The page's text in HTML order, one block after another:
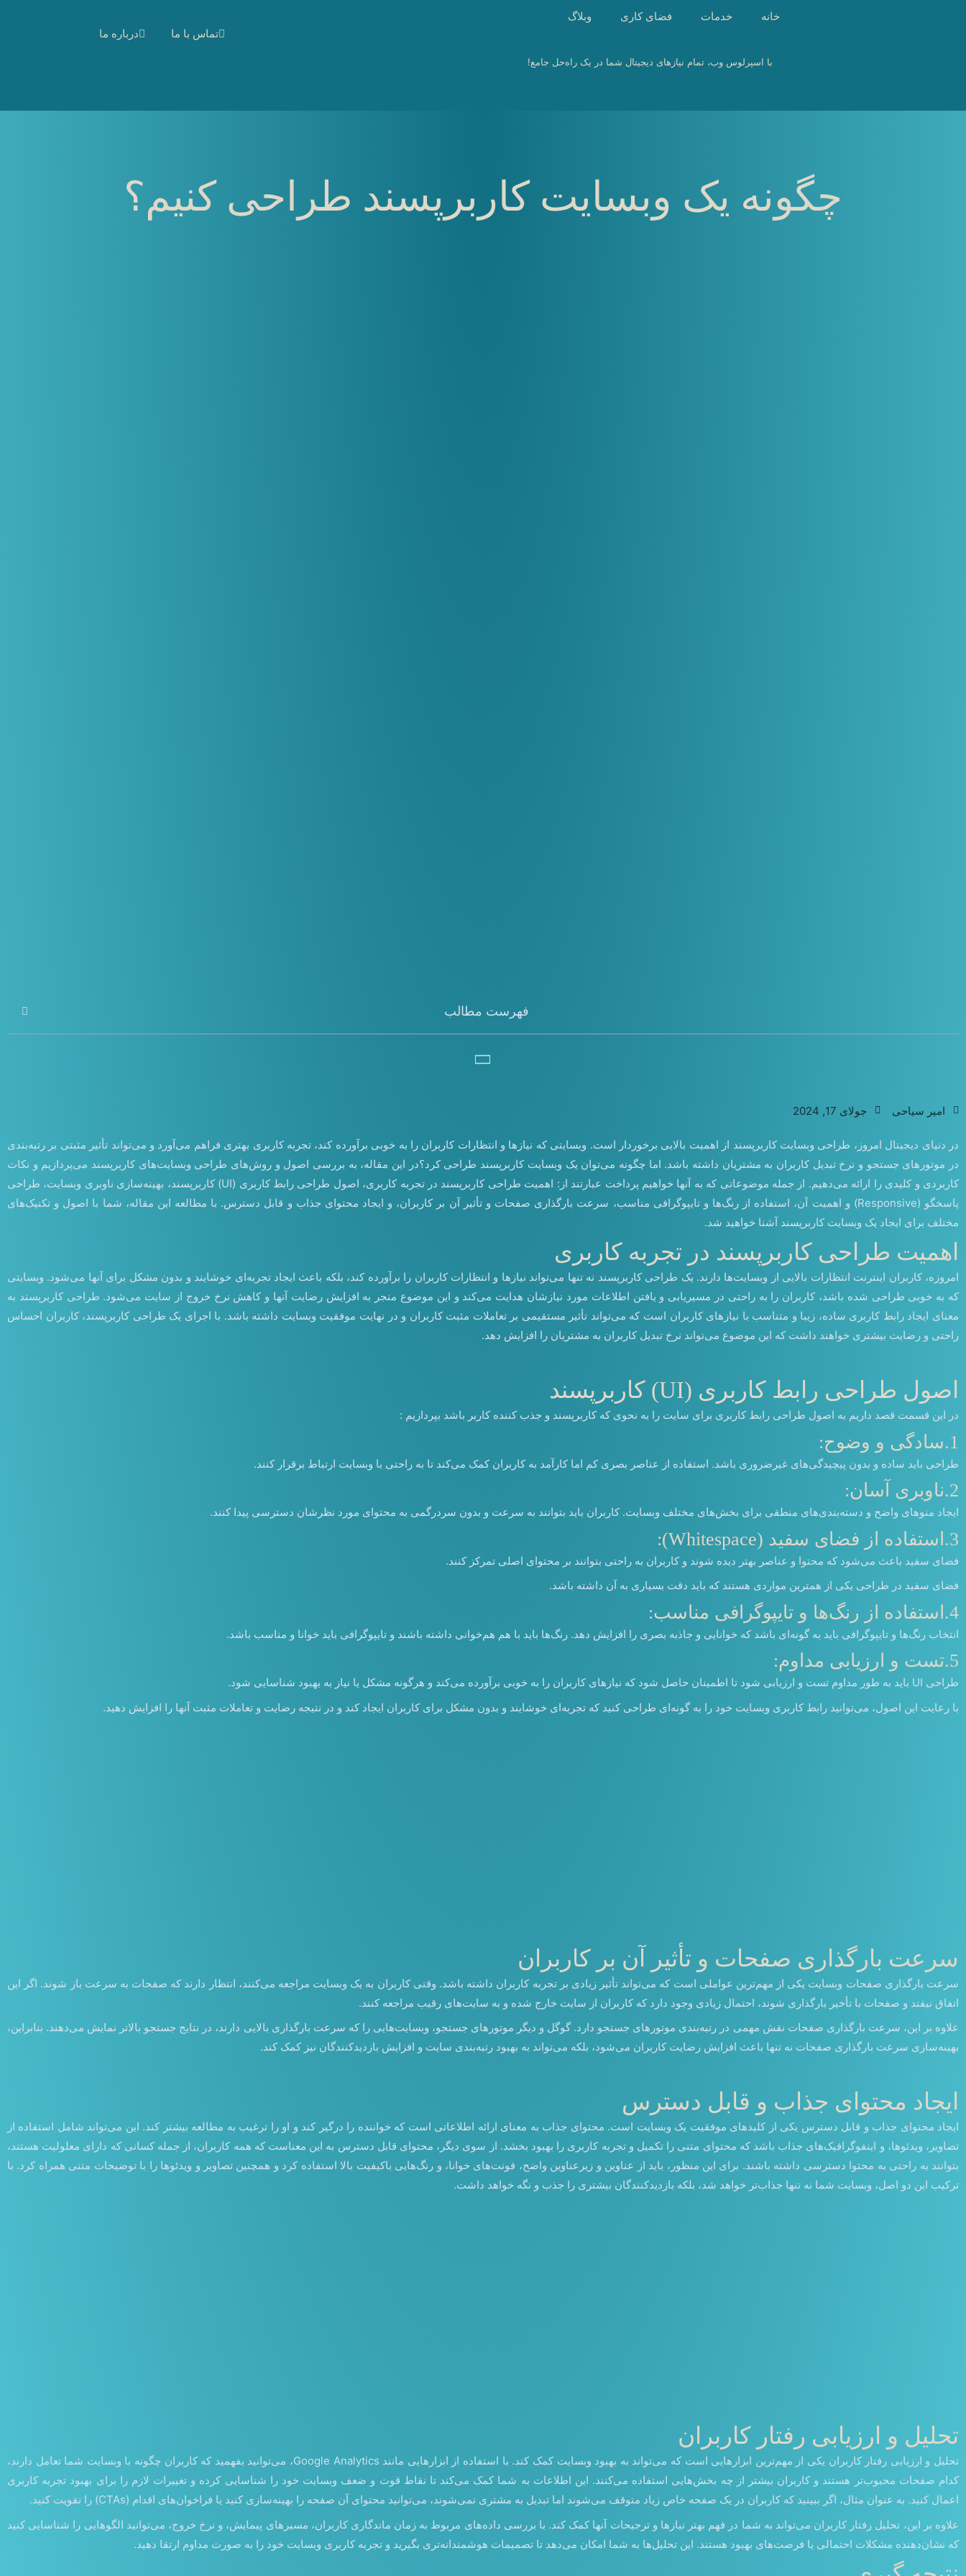
خانه خدمات فضای کاری وبلاگ
با اسپرلوس وب، تمام نیازهای دیجیتال شما در یک راه‌حل جامع!
تماس با ما درباره ما
چگونه یک وبسایت کاربرپسند طراحی کنیم؟
فهرست مطالب
امیر سیاحی جولای 17, 2024
در دنیای دیجیتال امروز، طراحی وبسایت کاربرپسند از اهمیت بالایی برخوردار است. وبسایتی که نیازها و انتظارات کاربران را به خوبی برآورده کند، تجربه کاربری بهتری فراهم می‌آورد و می‌تواند تأثیر مثبتی بر رتبه‌بندی
در موتورهای جستجو و نرخ تبدیل کاربران به مشتریان داشته باشد. اما چگونه می‌توان یک وبسایت کاربرپسند طراحی کرد؟در این مقاله، به بررسی اصول و روش‌های طراحی وبسایت‌های کاربرپسند می‌پردازیم و نکات
کاربردی و کلیدی را ارائه می‌دهیم. از جمله موضوعاتی که به آنها خواهیم پرداخت عبارتند از: اهمیت طراحی کاربرپسند در تجربه کاربری، اصول طراحی رابط کاربری (UI) کاربرپسند، بهینه‌سازی ناوبری وبسایت، طراحی
پاسخگو (Responsive) و اهمیت آن، استفاده از رنگ‌ها و تایپوگرافی مناسب، سرعت بارگذاری صفحات و تأثیر آن بر کاربران، و ایجاد محتوای جذاب و قابل دسترس. با مطالعه این مقاله، شما با اصول و تکنیک‌های
مختلف برای ایجاد یک وبسایت کاربرپسند آشنا خواهید شد.
اهمیت طراحی کاربرپسند در تجربه کاربری
امروزه، کاربران اینترنت انتظارات بالایی از وبسایت‌ها دارند. یک طراحی کاربرپسند نه تنها می‌تواند نیازها و انتظارات کاربران را برآورده کند، بلکه باعث ایجاد تجربه‌ای خوشایند و بدون مشکل برای آنها می‌شود. وبسایتی
که به خوبی طراحی شده باشد، کاربران را به راحتی در مسیریابی و یافتن اطلاعات مورد نیازشان هدایت می‌کند و این موضوع منجر به افزایش رضایت آنها و کاهش نرخ خروج از سایت می‌شود. طراحی کاربرپسند به
معنای ایجاد رابط کاربری ساده، زیبا و متناسب با نیازهای کاربران است که می‌تواند تأثیر مستقیمی بر تعاملات مثبت کاربران و در نهایت موفقیت وبسایت داشته باشد. با اجرای یک طراحی کاربرپسند، کاربران احساس
راحتی و رضایت بیشتری خواهند داشت که این موضوع می‌تواند نرخ تبدیل کاربران به مشتریان را افزایش دهد.
اصول طراحی رابط کاربری (UI) کاربرپسند
در این قسمت قصد داریم به اصول طراحی رابط کاربری برای سایت را به نحوی که کاربرپسند و جذب کننده کاربر باشد بپردازیم :
1.سادگی و وضوح:
طراحی باید ساده و بدون پیچیدگی‌های غیرضروری باشد. استفاده از عناصر بصری کم اما کارآمد به کاربران کمک می‌کند تا به راحتی با وبسایت ارتباط برقرار کنند.
2.ناوبری آسان:
ایجاد منوهای واضح و دسته‌بندی‌های منطقی برای بخش‌های مختلف وبسایت. کاربران باید بتوانند به سرعت و بدون سردرگمی به محتوای مورد نظرشان دسترسی پیدا کنند.
3.استفاده از فضای سفید (Whitespace):
فضای سفید باعث می‌شود که محتوا و عناصر بهتر دیده شوند و کاربران به راحتی بتوانند بر محتوای اصلی تمرکز کنند.
فضای سفید در طراحی یکی از همترین مواردی هستند که باید دقت بسیاری به آن داشته باشد.
4.استفاده از رنگ‌ها و تایپوگرافی مناسب:
انتخاب رنگ‌ها و تایپوگرافی باید به گونه‌ای باشد که خوانایی و جاذبه بصری را افزایش دهد. رنگ‌ها باید با هم هم‌خوانی داشته باشند و تایپوگرافی باید خوانا و مناسب باشد.
5.تست و ارزیابی مداوم:
طراحی UI باید به طور مداوم تست و ارزیابی شود تا اطمینان حاصل شود که نیازهای کاربران را به خوبی برآورده می‌کند و هرگونه مشکل یا نیاز به بهبود شناسایی شود.
با رعایت این اصول، می‌توانید رابط کاربری وبسایت خود را به گونه‌ای طراحی کنید که تجربه‌ای خوشایند و بدون مشکل برای کاربران ایجاد کند و در نتیجه رضایت و تعاملات مثبت آنها را افزایش دهید.
سرعت بارگذاری صفحات و تأثیر آن بر کاربران
سرعت بارگذاری صفحات وبسایت یکی از مهم‌ترین عواملی است که می‌تواند تأثیر زیادی بر تجربه کاربران داشته باشد. وقتی کاربران به یک وبسایت مراجعه می‌کنند، انتظار دارند که صفحات به سرعت باز شوند. اگر این
اتفاق نیفتد و صفحات با تأخیر بارگذاری شوند، احتمال زیادی وجود دارد که کاربران از سایت خارج شده و به سایت‌های رقیب مراجعه کنند.
علاوه بر این، سرعت بارگذاری صفحات نقش مهمی در رتبه‌بندی موتورهای جستجو دارد. گوگل و دیگر موتورهای جستجو، وبسایت‌هایی را که سرعت بارگذاری بالایی دارند، در نتایج جستجو بالاتر نمایش می‌دهند. بنابراین،
بهینه‌سازی سرعت بارگذاری صفحات نه تنها باعث افزایش رضایت کاربران می‌شود، بلکه می‌تواند به بهبود رتبه‌بندی سایت و افزایش بازدیدکنندگان نیز کمک کند.
ایجاد محتوای جذاب و قابل دسترس
ایجاد محتوای جذاب و قابل دسترس یکی از کلیدهای موفقیت یک وبسایت است. محتوای جذاب به معنای ارائه اطلاعاتی است که خواننده را درگیر کند و او را ترغیب به مطالعه بیشتر کند. این می‌تواند شامل استفاده از
تصاویر، ویدئوها، و اینفوگرافیک‌های جذاب باشد که محتوای متنی را تکمیل و تجربه کاربری را بهبود بخشد. از سوی دیگر، محتوای قابل دسترس به این معناست که همه کاربران، از جمله کسانی که دارای معلولیت هستند،
بتوانند به راحتی به محتوا دسترسی داشته باشند. برای این منظور، باید از عناوین و زیرعناوین واضح، فونت‌های خوانا، و رنگ‌هایی باکیفیت بالا استفاده کرد و همچنین تصاویر و ویدئوها را با توضیحات متنی همراه کرد. با
ترکیب این دو اصل، وبسایت شما نه تنها جذاب‌تر خواهد شد، بلکه بازدیدکنندگان بیشتری را جذب و نگه خواهد داشت.
تحلیل و ارزیابی رفتار کاربران
تحلیل و ارزیابی رفتار کاربران یکی از مهم‌ترین ابزارهایی است که می‌تواند به بهبود وبسایت کمک کند. با استفاده از ابزارهایی مانند Google Analytics، می‌توانید بفهمید که کاربران چگونه با وبسایت شما تعامل دارند،
کدام صفحات محبوب‌تر هستند و کاربران بیشتر از چه بخش‌هایی استفاده می‌کنند. این اطلاعات به شما کمک می‌کند تا نقاط قوت و ضعف وبسایت خود را شناسایی کرده و تغییرات لازم را برای بهبود تجربه کاربری
اعمال کنید. به عنوان مثال، اگر ببینید که کاربران در یک صفحه خاص زیاد متوقف می‌شوند اما تبدیل به مشتری نمی‌شوند، می‌توانید محتوای آن صفحه را بهینه‌سازی کنید یا فراخوان‌های اقدام (CTAs) را تقویت کنید.
علاوه بر این، تحلیل رفتار کاربران می‌تواند به شما در فهم بهتر نیازها و ترجیحات آنها کمک کند. با بررسی داده‌های مربوط به زمان ماندگاری کاربران، مسیرهای پیمایش، و نرخ خروج، می‌توانید الگوهایی را شناسایی کنید
که نشان‌دهنده مشکلات احتمالی یا فرصت‌های بهبود هستند. این تحلیل‌ها به شما امکان می‌دهد تا تصمیمات هوشمندانه‌تری بگیرید و تجربه کاربری وبسایت خود را به صورت مداوم ارتقا دهید.